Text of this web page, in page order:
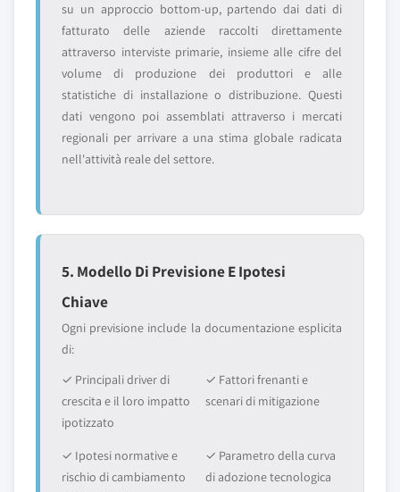
su un approccio bottom-up, partendo dai dati di
fatturato delle aziende raccolti direttamente
attraverso interviste primarie, insieme alle cifre del
volume di produzione dei produttori e alle
statistiche di installazione o distribuzione. Questi
dati vengono poi assemblati attraverso i mercati
regionali per arrivare a una stima globale radicata
nell'attività reale del settore.
5. Modello Di Previsione E Ipotesi
Chiave
Ogni previsione include la documentazione esplicita
di:
✓ Principali driver di
crescita e il loro impatto
ipotizzato
✓ Fattori frenanti e
scenari di mitigazione
✓ Ipotesi normative e
rischio di cambiamento
✓ Parametro della curva
di adozione tecnologica